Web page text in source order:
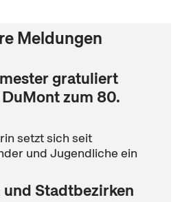
Meldungen
gratuliert
zum 80.
setzt sich seit
und Jugendliche ein
Stadtbezirken